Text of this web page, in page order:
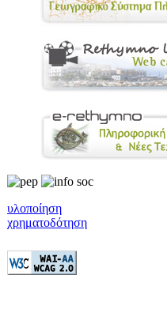
υλοποίηση
χρηματοδότηση